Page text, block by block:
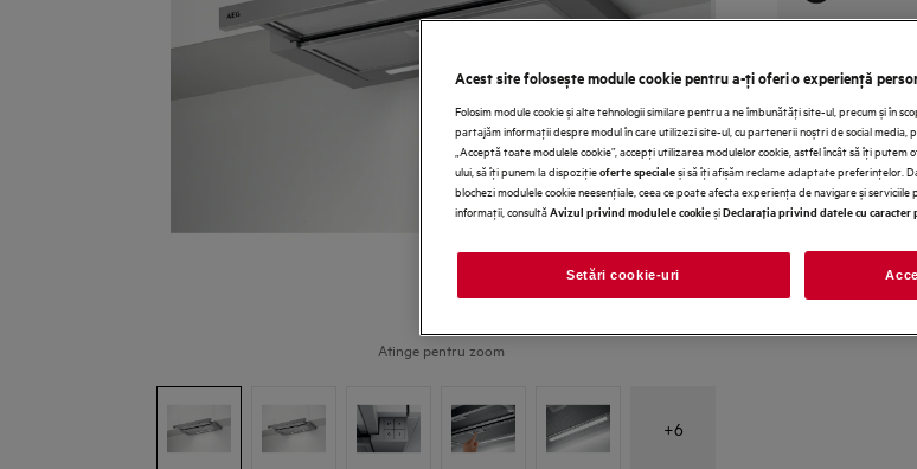
Atinge pentru zoom
+6
5 ani
Acest site folosește module cookie pentru a-ţi oferi o experienţă
Folosim module cookie și alte tehnologii similare pentru a ne îmbunătăţi site-ul, precum și în
partajăm informaţii despre modul în care utilizezi site-ul, cu partenerii noștri de social media,
„Acceptă toate modulele cookie”, accepţi utilizarea modulelor cookie, astfel încât să îţi putem
ului, să îţi punem la dispoziţieoferte specialeși să îţi afișăm reclame adaptate preferinţelor.
blochezi modulele cookie neesenţiale, ceea ce poate afecta experienţa de navigare și
informaţii, consultăAvizul privind modulele cookieșiDeclaraţia privind datele cu caracter
Setări cookie-uri